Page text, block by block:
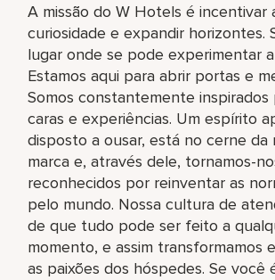
A missão do W Hotels é incentivar
curiosidade e expandir horizontes.
lugar onde se pode experimentar a
Estamos aqui para abrir portas e
Somos constantemente inspirados
caras e experiências. Um espírito
disposto a ousar, está no cerne da
marca e, através dele, tornamos-
reconhecidos por reinventar as
pelo mundo. Nossa cultura de
de que tudo pode ser feito a
momento, e assim transformamos
as paixões dos hóspedes. Se você